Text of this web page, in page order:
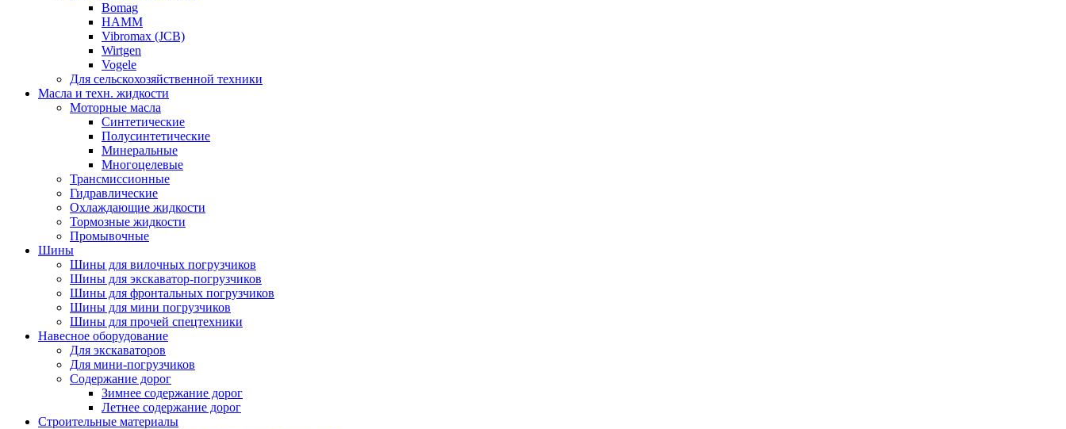
Bomag
HAMM
Vibromax (JCB)
Wirtgen
Vogele
Для сельскохозяйственной техники
Масла и техн. жидкости
Моторные масла
Синтетические
Полусинтетические
Минеральные
Многоцелевые
Трансмиссионные
Гидравлические
Охлаждающие жидкости
Тормозные жидкости
Промывочные
Шины
Шины для вилочных погрузчиков
Шины для экскаватор-погрузчиков
Шины для фронтальных погрузчиков
Шины для мини погрузчиков
Шины для прочей спецтехники
Навесное оборудование
Для экскаваторов
Для мини-погрузчиков
Содержание дорог
Зимнее содержание дорог
Летнее содержание дорог
Строительные материалы